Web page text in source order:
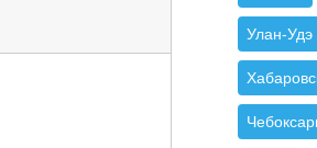
Улан-Удэ